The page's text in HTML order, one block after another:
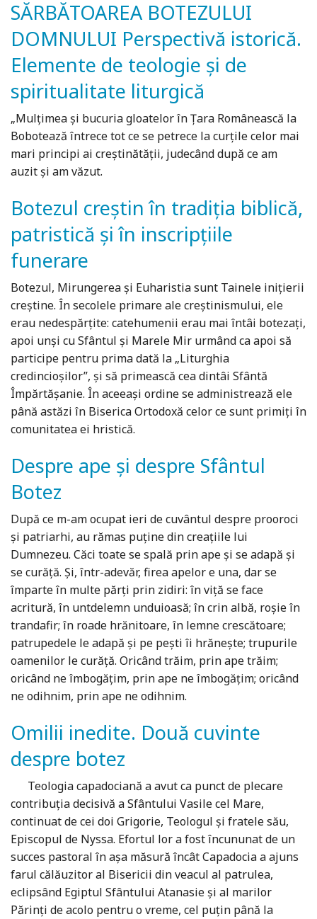
SĂRBĂTOAREA BOTEZULUI
DOMNULUI Perspectivă istorică.
Elemente de teologie și de
spiritualitate liturgică
„Mulțimea și bucuria gloatelor în Țara Românească la
Bobotează întrece tot ce se petrece la curțile celor mai
mari principi ai creștinătății, judecând după ce am
auzit și am văzut.
Botezul creștin în tradiția biblică,
patristică și în inscripțiile
funerare
Botezul, Mirungerea și Euharistia sunt Tainele inițierii
creștine. În secolele primare ale creștinismului, ele
erau nedespărțite: catehumenii erau mai întâi botezați,
apoi unși cu Sfântul și Marele Mir urmând ca apoi să
participe pentru prima dată la „Liturghia
credincioșilor”, și să primească cea dintâi Sfântă
Împărtășanie. În aceeași ordine se administrează ele
până astăzi în Biserica Ortodoxă celor ce sunt primiți în
comunitatea ei hristică.
Despre ape și despre Sfântul
Botez
După ce m-am ocupat ieri de cuvântul despre prooroci
și patriarhi, au rămas puține din creațiile lui
Dumnezeu. Căci toate se spală prin ape și se adapă și
se curăță. Și, într-adevăr, firea apelor e una, dar se
împarte în multe părți prin zidiri: în viță se face
acritură, în untdelemn unduioasă; în crin albă, roșie în
trandafir; în roade hrănitoare, în lemne crescătoare;
patrupedele le adapă și pe pești îi hrănește; trupurile
oamenilor le curăță. Oricând trăim, prin ape trăim;
oricând ne îmbogățim, prin ape ne îmbogățim; oricând
ne odihnim, prin ape ne odihnim.
Omilii inedite. Două cuvinte
despre botez
Teologia capadociană a avut ca punct de plecare
contribuţia decisivă a Sfântului Vasile cel Mare,
continuat de cei doi Grigorie, Teologul și fratele său,
Episcopul de Nyssa. Efortul lor a fost încununat de un
succes pastoral în aşa măsură încât Capadocia a ajuns
farul călăuzitor al Bisericii din veacul al patrulea,
eclipsând Egiptul Sfântului Atanasie şi al marilor
Părinţi de acolo pentru o vreme, cel puţin până la